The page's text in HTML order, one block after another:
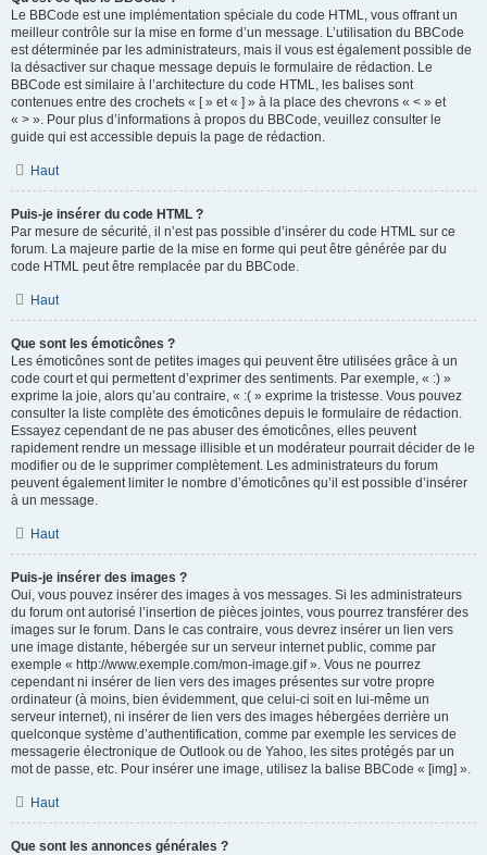
Le BBCode est une implémentation spéciale du code HTML, vous offrant un
meilleur contrôle sur la mise en forme d’un message. L’utilisation du BBCode
est déterminée par les administrateurs, mais il vous est également possible de
la désactiver sur chaque message depuis le formulaire de rédaction. Le
BBCode est similaire à l’architecture du code HTML, les balises sont
contenues entre des crochets « [ » et « ] » à la place des chevrons « < » et
« > ». Pour plus d’informations à propos du BBCode, veuillez consulter le
guide qui est accessible depuis la page de rédaction.
Haut
Puis-je insérer du code HTML ?
Par mesure de sécurité, il n’est pas possible d’insérer du code HTML sur ce
forum. La majeure partie de la mise en forme qui peut être générée par du
code HTML peut être remplacée par du BBCode.
Haut
Que sont les émoticônes ?
Les émoticônes sont de petites images qui peuvent être utilisées grâce à un
code court et qui permettent d’exprimer des sentiments. Par exemple, « :) »
exprime la joie, alors qu’au contraire, « :( » exprime la tristesse. Vous pouvez
consulter la liste complète des émoticônes depuis le formulaire de rédaction.
Essayez cependant de ne pas abuser des émoticônes, elles peuvent
rapidement rendre un message illisible et un modérateur pourrait décider de le
modifier ou de le supprimer complètement. Les administrateurs du forum
peuvent également limiter le nombre d’émoticônes qu’il est possible d’insérer
à un message.
Haut
Puis-je insérer des images ?
Oui, vous pouvez insérer des images à vos messages. Si les administrateurs
du forum ont autorisé l’insertion de pièces jointes, vous pourrez transférer des
images sur le forum. Dans le cas contraire, vous devrez insérer un lien vers
une image distante, hébergée sur un serveur internet public, comme par
exemple « http://www.exemple.com/mon-image.gif ». Vous ne pourrez
cependant ni insérer de lien vers des images présentes sur votre propre
ordinateur (à moins, bien évidemment, que celui-ci soit en lui-même un
serveur internet), ni insérer de lien vers des images hébergées derrière un
quelconque système d’authentification, comme par exemple les services de
messagerie électronique de Outlook ou de Yahoo, les sites protégés par un
mot de passe, etc. Pour insérer une image, utilisez la balise BBCode « [img] ».
Haut
Que sont les annonces générales ?